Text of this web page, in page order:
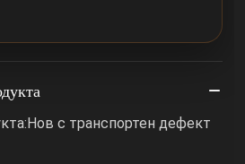
с транспортен дефект